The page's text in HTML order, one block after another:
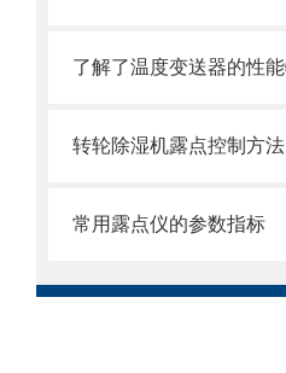
转轮除湿机露点控制方法
常用露点仪的参数指标